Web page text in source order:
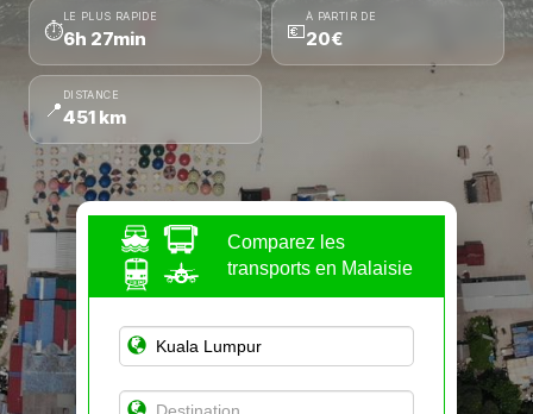
⏱
LE PLUS RAPIDE
6h 27min 💶
À PARTIR DE
20€
📍
DISTANCE
451 km
Comparez les
transports en Malaisie